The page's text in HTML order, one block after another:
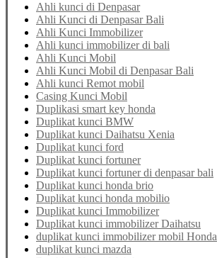
Ahli kunci di Denpasar
Ahli Kunci di Denpasar Bali
Ahli Kunci Immobilizer
Ahli kunci immobilizer di bali
Ahli Kunci Mobil
Ahli Kunci Mobil di Denpasar Bali
Ahli kunci Remot mobil
Casing Kunci Mobil
Duplikasi smart key honda
Duplikat kunci BMW
Duplikat kunci Daihatsu Xenia
Duplikat kunci ford
Duplikat kunci fortuner
Duplikat kunci fortuner di denpasar bali
Duplikat kunci honda brio
Duplikat kunci honda mobilio
Duplikat kunci Immobilizer
Duplikat kunci immobilizer Daihatsu
duplikat kunci immobilizer mobil Honda
duplikat kunci mazda